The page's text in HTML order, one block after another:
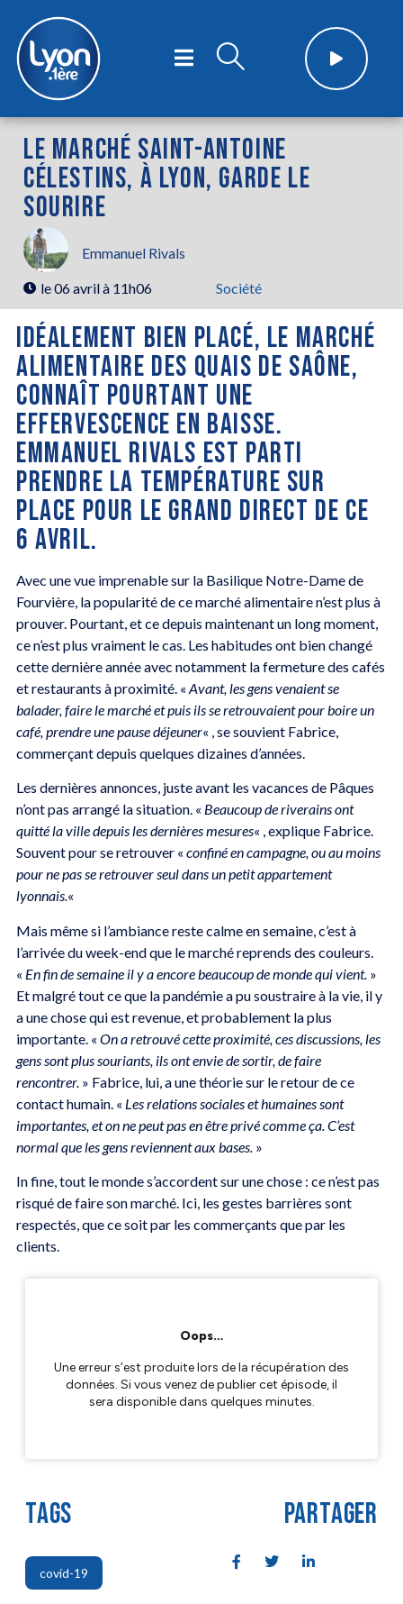
LE MARCHÉ SAINT-ANTOINE
CÉLESTINS, À LYON, GARDE LE
SOURIRE
Emmanuel Rivals
le06 avril à 11h06 Société
IDÉALEMENT BIEN PLACÉ, LE MARCHÉ
ALIMENTAIRE DES QUAIS DE SAÔNE,
CONNAÎT POURTANT UNE
EFFERVESCENCE EN BAISSE.
EMMANUEL RIVALS EST PARTI
PRENDRE LA TEMPÉRATURE SUR
PLACE POUR LE GRAND DIRECT DE CE
6 AVRIL.
Avec une vue imprenable sur la Basilique Notre-Dame de
Fourvière, la popularité de ce marché alimentaire n’est plus à
prouver. Pourtant, et ce depuis maintenant un long moment,
ce n’est plus vraiment le cas. Les habitudes ont bien changé
cette dernière année avec notamment la fermeture des cafés
et restaurants à proximité. « Avant, les gens venaient se
balader, faire le marché et puis ils se retrouvaient pour boire un
café, prendre une pause déjeuner« , se souvient Fabrice,
commerçant depuis quelques dizaines d’années.
Les dernières annonces, juste avant les vacances de Pâques
n’ont pas arrangé la situation. « Beaucoup de riverains ont
quitté la ville depuis les dernières mesures« , explique Fabrice.
Souvent pour se retrouver « confiné en campagne, ou au moins
pour ne pas se retrouver seul dans un petit appartement
lyonnais.«
Mais même si l’ambiance reste calme en semaine, c’est à
l’arrivée du week-end que le marché reprends des couleurs.
« En fin de semaine il y a encore beaucoup de monde qui vient. »
Et malgré tout ce que la pandémie a pu soustraire à la vie, il y
a une chose qui est revenue, et probablement la plus
importante. « On a retrouvé cette proximité, ces discussions, les
gens sont plus souriants, ils ont envie de sortir, de faire
rencontrer. » Fabrice, lui, a une théorie sur le retour de ce
contact humain. « Les relations sociales et humaines sont
importantes, et on ne peut pas en être privé comme ça. C’est
normal que les gens reviennent aux bases. »
In fine, tout le monde s’accordent sur une chose : ce n’est pas
risqué de faire son marché. Ici, les gestes barrières sont
respectés, que ce soit par les commerçants que par les
clients.
TAGS
covid-19
,
PARTAGER